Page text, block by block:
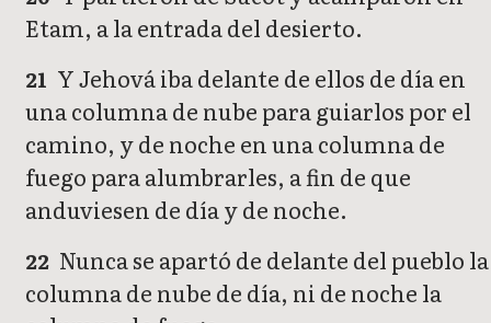
Etam, a la entrada del desierto.
21 Y Jehová iba delante de ellos de día en
una columna de nube para guiarlos por el
camino, y de noche en una columna de
fuego para alumbrarles, a fin de que
anduviesen de día y de noche.
22 Nunca se apartó de delante del pueblo la
columna de nube de día, ni de noche la